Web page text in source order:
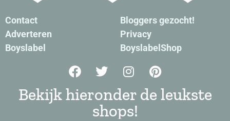
Contact
Adverteren
Boyslabel
Bloggers gezocht!
Privacy
BoyslabelShop
Bekijk hieronder de leukste
shops!